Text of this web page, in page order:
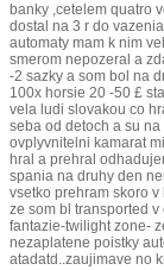
banky ,cetelem quatro
dostal na 3 r do
automaty mam k nim
smerom nepozeral a
-2 sazky a som bol na
100x horsie 20 -50 £
vela ludi slovakou co
seba od detoch a su
ovplyvnitelni kamarat
hral a prehral
spania na druhy den
vsetko prehram skoro
ze som bl transported
fantazie-twilight zone-
nezaplatene poistky
atadatd..zaujimave no